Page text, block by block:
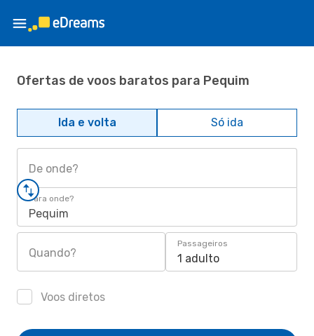
Ofertas de voos baratos para Pequim
Ida e volta Só ida
De onde?
Para onde?
Pequim
Quando?
Passageiros
1 adulto
Voos diretos